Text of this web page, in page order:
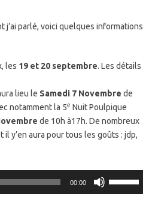
parlé, voici quelques informations
les 19 et 20 septembre. Les détails
lieu le Samedi 7 Novembre de
notamment la 5e Nuit Poulpique
de 10h à17h. De nombreux
y’en aura pour tous les goûts : jdp,
00:00